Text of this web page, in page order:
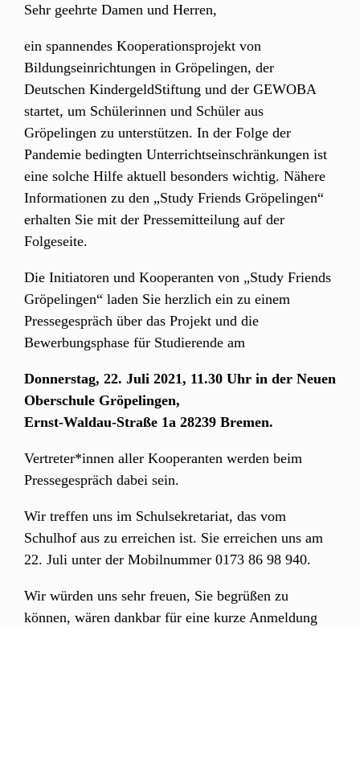
Sehr geehrte Damen und Herren,
ein spannendes Kooperationsprojekt von
Bildungseinrichtungen in Gröpelingen, der
Deutschen KindergeldStiftung und der GEWOBA
startet, um Schülerinnen und Schüler aus
Gröpelingen zu unterstützen. In der Folge der
Pandemie bedingten Unterrichtseinschränkungen ist
eine solche Hilfe aktuell besonders wichtig. Nähere
Informationen zu den „Study Friends Gröpelingen“
erhalten Sie mit der Pressemitteilung auf der
Folgeseite.
Die Initiatoren und Kooperanten von „Study Friends
Gröpelingen“ laden Sie herzlich ein zu einem
Pressegespräch über das Projekt und die
Bewerbungsphase für Studierende am
Donnerstag, 22. Juli 2021, 11.30 Uhr in der Neuen
Oberschule Gröpelingen,
Ernst-Waldau-Straße 1a 28239 Bremen.
Vertreter*innen aller Kooperanten werden beim
Pressegespräch dabei sein.
Wir treffen uns im Schulsekretariat, das vom
Schulhof aus zu erreichen ist. Sie erreichen uns am
22. Juli unter der Mobilnummer 0173 86 98 940.
Wir würden uns sehr freuen, Sie begrüßen zu
können, wären dankbar für eine kurze Anmeldung